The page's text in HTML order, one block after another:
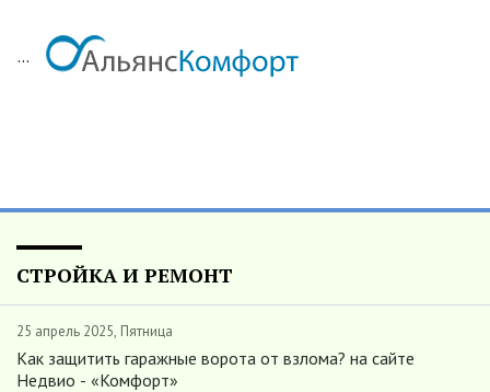
...
СТРОЙКА И РЕМОНТ
25 апрель 2025, Пятница
Как защитить гаражные ворота от взлома? на сайте
Недвио - «Комфорт»